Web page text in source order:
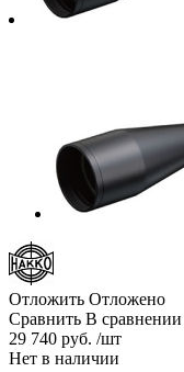
Отложить Отложено
Сравнить В сравнении
29 740 руб. /шт
Нет в наличии